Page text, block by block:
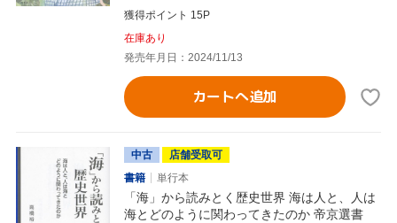
獲得ポイント 15P
在庫あり
発売年月日：2024/11/13
カートへ追加
中古
店舗受取可
書籍
単行本
「海」から読みとく歴史世界 海は人と、人は
海とどのように関わってきたのか 帝京選書